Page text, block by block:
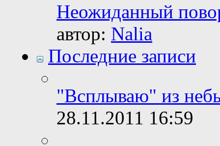
Неожиданный
автор: Nalia
Последние записи
"Всплываю" из
28.11.2011 16:59